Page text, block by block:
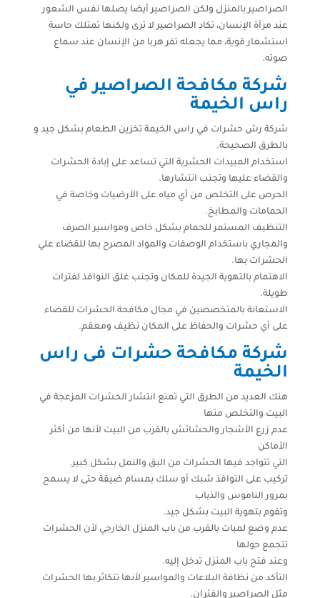
الصراصير بالمنزل ولكن الصراصير أيضا يصلها نفس الشعور
عند مرآة الإنسان، تكاد الصراصير لا ترى ولكنها تمتلك حاسة
استشعار قوية، مما يجعله تفر هربا من الإنسان عند سماع
صوته.
شركة مكافحة الصراصير في
راس الخيمة
شركة رش حشرات في راس الخيمة تخزين الطعام بشكل جيد و
بالطرق الصحيحة.
استخدام المبيدات الحشرية التي تساعد على إبادة الحشرات
والقضاء عليها وتجنب انتشارها.
الحرص على التخلص من أي مياه على الأرضيات وخاصة في
الحمامات والمطابخ.
التنظيف المستمر للحمام بشكل خاص ومواسير الصرف
والمجاري باستخدام الوصفات والمواد المصرح بها للقضاء علي
الحشرات بها.
الاهتمام بالتهوية الجيدة للمكان وتجنب غلق النوافذ لفترات
طويلة.
الاستعانة بالمتخصصين في مجال مكافحة الحشرات للقضاء
على أي حشرات والحفاظ على المكان نظيف ومعقم.
شركة مكافحة حشرات فى راس
الخيمة
هنك العديد من الطرق التي تمنع انتشار الحشرات المزعجة في
البيت والتخلص منها
عدم زرع الأشجار والحشائش بالقرب من البيت لأنها من أكثر
الأماكن
التي تتواجد فيها الحشرات من البق والنمل بشكل كبير.
تركيب على النوافذ شبك أو سلك بمسام ضيقة حتى لا يسمح
بمرور الناموس والذباب
وتقوم بتهوية البيت بشكل جيد.
عدم وضع لمبات بالقرب من باب المنزل الخارجي لأن الحشرات
تتجمع حولها
وعند فتح باب المنزل تدخل إليه.
التأكد من نظافة البلاعات والمواسير لأنها تتكاثر بها الحشرات
مثل الصراصير والفئران.